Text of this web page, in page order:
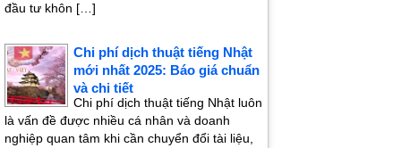
đầu tư khôn […]
Chi phí dịch thuật tiếng Nhật
mới nhất 2025: Báo giá chuẩn
và chi tiết
Chi phí dịch thuật tiếng Nhật luôn
là vấn đề được nhiều cá nhân và doanh
nghiệp quan tâm khi cần chuyển đổi tài liệu,